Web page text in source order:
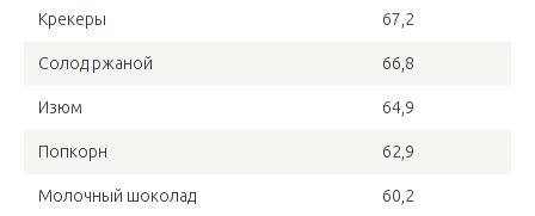
Крекеры 67,2
Солод ржаной 66,8
Изюм 64,9
Попкорн 62,9
Молочный шоколад 60,2